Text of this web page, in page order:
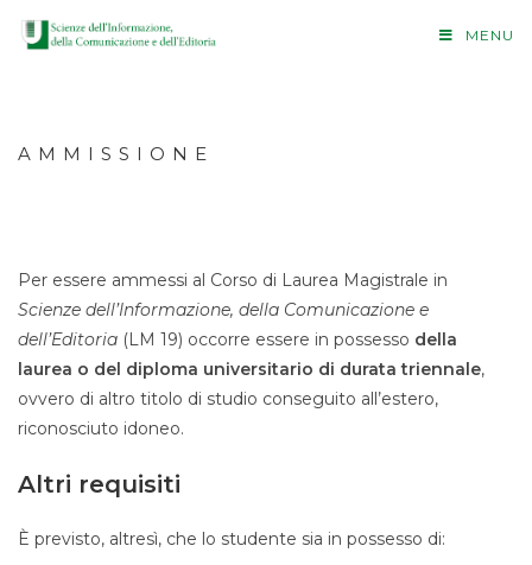
MENU
AMMISSIONE
Per essere ammessi al Corso di Laurea Magistrale in
Scienze dell’Informazione, della Comunicazione e
dell’Editoria (LM 19) occorre essere in possesso della
laurea o del diploma universitario di durata triennale,
ovvero di altro titolo di studio conseguito all’estero,
riconosciuto idoneo.
Altri requisiti
È previsto, altresì, che lo studente sia in possesso di: